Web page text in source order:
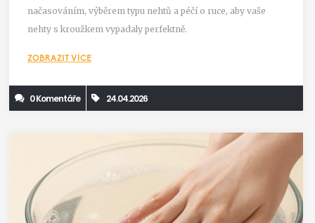
načasováním, výběrem typu nehtů a péčí o ruce, aby vaše
nehty s kroužkem vypadaly perfektně.
ZOBRAZIT VÍCE
0 Komentáře 24.04.2026